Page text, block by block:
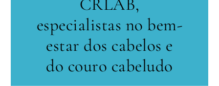
CRLAB,
especialistas no bem-
estar dos cabelos e
do couro cabeludo